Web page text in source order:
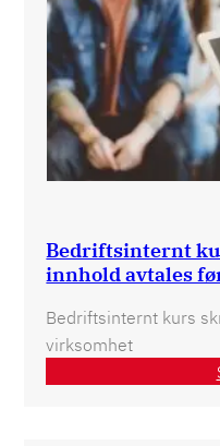
Bedriftsinternt
innhold avtales
Bedriftsinternt kurs
virksomhet